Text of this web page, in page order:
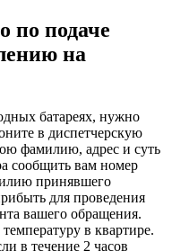
по подаче
на
батареях, нужно
в диспетчерскую
фамилию, адрес и суть
сообщить вам номер
принявшего
для проведения
вашего обращения.
в квартире.
в течение 2 часов